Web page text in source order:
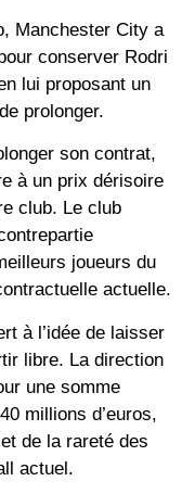
Manchester City a
conserver Rodri
lui proposant un
prolonger.
son contrat,
à un prix dérisoire
club. Le club
joueurs du
actuelle.
à l’idée de laisser
libre. La direction
une somme
millions d’euros,
de la rareté des
actuel.